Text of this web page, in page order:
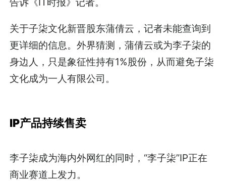
关于子柒文化新晋股东蒲倩云，记者未能查询到
更详细的信息。外界猜测，蒲倩云或为李子柒的
身边人，只是象征性持有1%股份，从而避免子柒
文化成为一人有限公司。
IP产品持续售卖
李子柒成为海内外网红的同时，“李子柒”IP正在
商业赛道上发力。